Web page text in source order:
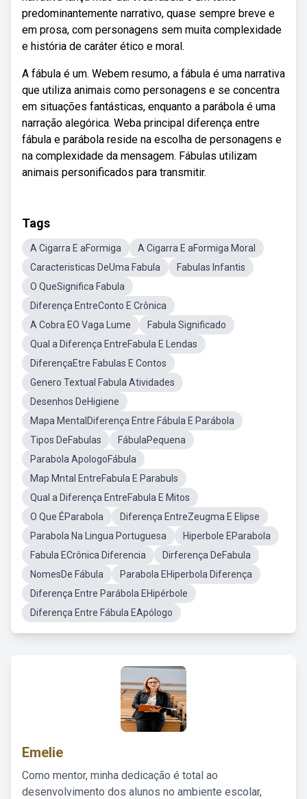
predominantemente narrativo, quase sempre breve e
em prosa, com personagens sem muita complexidade
e história de caráter ético e moral.
A fábula é um. Webem resumo, a fábula é uma narrativa
que utiliza animais como personagens e se concentra
em situações fantásticas, enquanto a parábola é uma
narração alegórica. Weba principal diferença entre
fábula e parábola reside na escolha de personagens e
na complexidade da mensagem. Fábulas utilizam
animais personificados para transmitir.
Tags
A Cigarra E aFormiga
A Cigarra E aFormiga Moral
Caracteristicas DeUma Fabula
Fabulas Infantis
O QueSignifica Fabula
Diferença EntreConto E Crônica
A Cobra EO Vaga Lume
Fabula Significado
Qual a Diferença EntreFabula E Lendas
DiferençaEtre Fabulas E Contos
Genero Textual Fabula Atividades
Desenhos DeHigiene
Mapa MentalDiferença Entre Fábula E Parábola
Tipos DeFabulas
FábulaPequena
Parabola ApologoFábula
Map Mntal EntreFabula E Parabuls
Qual a Diferença EntreFabula E Mitos
O Que ÉParabola
Diferença EntreZeugma E Elipse
Parabola Na Lingua Portuguesa
Hiperbole EParabola
Fabula ECrônica Diferencia
Dirferença DeFabula
NomesDe Fábula
Parabola EHiperbola Diferença
Diferença Entre Parábola EHipérbole
Diferença Entre Fábula EApólogo
Emelie
Como mentor, minha dedicação é total ao
desenvolvimento dos alunos no ambiente escolar,